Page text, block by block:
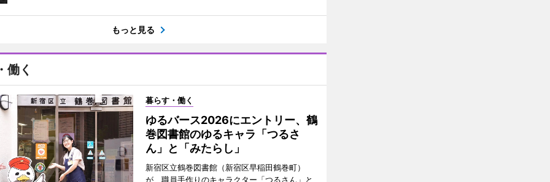
もっと見る
働く
暮らす・働く
ゆるバース2026にエントリー、鶴
巻図書館のゆるキャラ「つるさ
ん」と「みたらし」
新宿区立鶴巻図書館（新宿区早稲田鶴巻町）
が、職員手作りのキャラクター「つるさん」と